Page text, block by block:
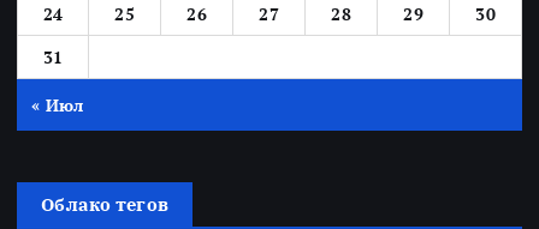
24
25 26 27 28 29
30
31
« Июл
Облако тегов